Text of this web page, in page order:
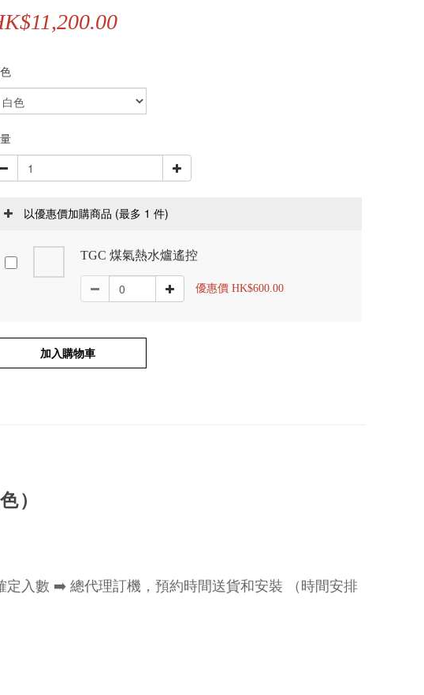
以優惠價加購商品 (最多 1 件)
TGC 煤氣熱水爐遙控
優惠價 HK$600.00
加入購物車
）
入數 ➡️ 總代理訂機，預約時間送貨和安裝 （時間安排